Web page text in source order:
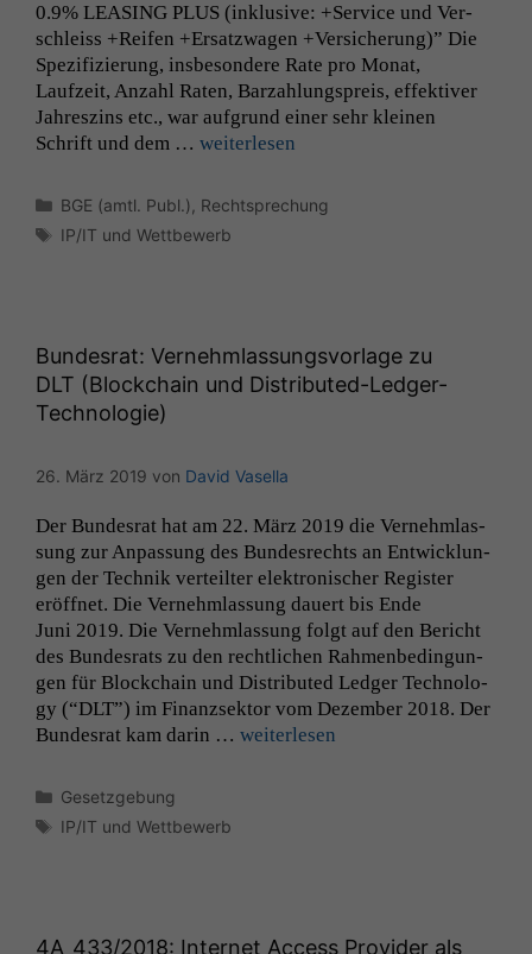
0.9% LEASING PLUS (inklu­sive: +Ser­vice und Ver­
schleiss +Reifen +Ersatzwa­gen +Ver­sicherung)” Die
Spez­i­fizierung, ins­beson­dere Rate pro Monat,
Laufzeit, Anzahl Rat­en, Barzahlung­spreis, effek­tiv­er
Jahreszins etc., war auf­grund ein­er sehr kleinen
Schrift und dem … weit­er­lesen
Kategorien
BGE (amtl. Publ.) Rechtsprechung
Schlagwörter
IP/IT und Wettbewerb
Bundesrat: Vernehmlassungsvorlage zu
DLT (Blockchain und Distributed-Ledger-
Technologie)
26. März 2019 von David Vasella
Der Bun­desrat hat am 22. März 2019 die Vernehm­las­
sung zur Anpas­sung des Bun­desrechts an Entwick­lun­
gen der Tech­nik verteil­ter elek­tro­n­is­ch­er Reg­is­ter
eröffnet. Die Vernehm­las­sung dauert bis Ende
Juni 2019. Die Vernehm­las­sung fol­gt auf den Bericht
des Bun­desrats zu den rechtlichen Rah­menbe­din­gun­
gen für Blockchain und Dis­trib­uted Ledger Tech­nol­o­
gy (“DLT”) im Finanzsek­tor vom Dezem­ber 2018. Der
Bun­desrat kam darin … weit­er­lesen
Kategorien
Gesetzgebung
Schlagwörter
IP/IT und Wettbewerb
4A_433/2018: Internet Access Provider als